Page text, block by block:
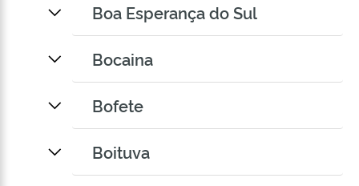
Boa Esperança do Sul
Bocaina
Bofete
Boituva